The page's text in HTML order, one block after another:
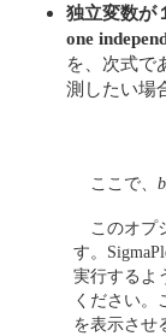
独立変数が
one
を、次式で
測したい場
ここで、b
このオプ
す。
実行するよ
ください。
を表示させ